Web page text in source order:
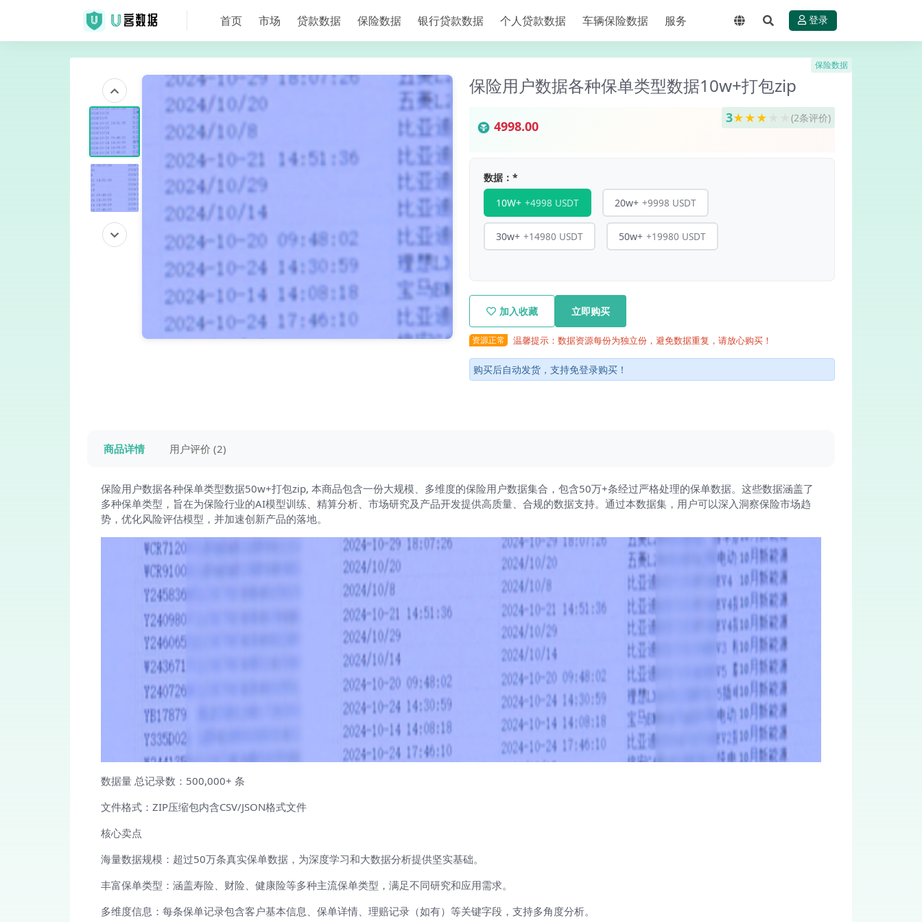
首页 市场 贷款数据 保险数据 银行贷款数据 个人贷款数据 车辆保险数据 服务 登录
保险用户数据各种保单类型数据10w+打包zip
4998.00
3★★★ (2条评价)
保险数据
数据： *
10W+ +4998 USDT 20w+ +9998 USDT
30w+ +14980 USDT 50w+ +19980 USDT
加入收藏 立即购买
资源正常 温馨提示：数据资源每份为独立份，避免数据重复，请放心购买！
购买后自动发货，支持免登录购买！
商品详情 用户评价 (2)
保险用户数据各种保单类型数据50w+打包zip, 本商品包含一份大规模、多维度的保险用户数据集合，包含50万+条经过严格处理的保单数据。这些数据涵盖了
多种保单类型，旨在为保险行业的AI模型训练、精算分析、市场研究及产品开发提供高质量、合规的数据支持。通过本数据集，用户可以深入洞察保险市场趋
势，优化风险评估模型，并加速创新产品的落地。
数据量 总记录数：500,000+ 条
文件格式：ZIP压缩包内含CSV/JSON格式文件
核心卖点
海量数据规模：超过50万条真实保单数据，为深度学习和大数据分析提供坚实基础。
丰富保单类型：涵盖寿险、财险、健康险等多种主流保单类型，满足不同研究和应用需求。
多维度信息：每条保单记录包含客户基本信息、保单详情、理赔记录（如有）等关键字段，支持多角度分析。